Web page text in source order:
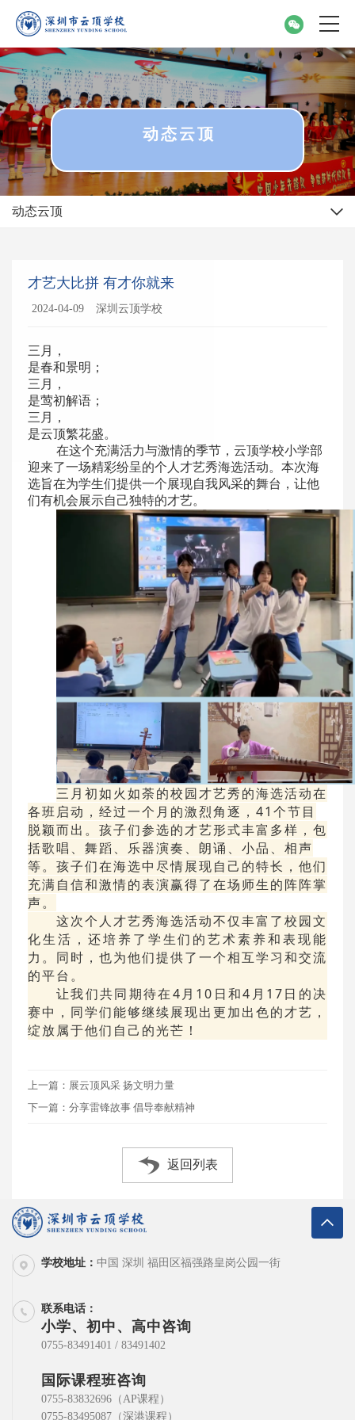
动态云顶
动态云顶
才艺大比拼 有才你就来
2024-04-09 深圳云顶学校
三月，
是春和景明；
三月，
是莺初解语；
三月，
是云顶繁花盛。
在这个充满活力与激情的季节，云顶学校小学部
迎来了一场精彩纷呈的个人才艺秀海选活动。本次海
选旨在为学生们提供一个展现自我风采的舞台，让他
们有机会展示自己独特的才艺。
三月初如火如荼的校园才艺秀的海选活动在
各班启动，经过一个月的激烈角逐，41个节目
脱颖而出。孩子们参选的才艺形式丰富多样，包
括歌唱、舞蹈、乐器演奏、朗诵、小品、相声
等。孩子们在海选中尽情展现自己的特长，他们
充满自信和激情的表演赢得了在场师生的阵阵掌
声。
这次个人才艺秀海选活动不仅丰富了校园文
化生活，还培养了学生们的艺术素养和表现能
力。同时，也为他们提供了一个相互学习和交流
的平台。
让我们共同期待在4月10日和4月17日的决
赛中，同学们能够继续展现出更加出色的才艺，
绽放属于他们自己的光芒！
上一篇：展云顶风采 扬文明力量
下一篇：分享雷锋故事 ​倡导奉献精神
返回列表
学校地址： 中国 深圳 福田区福强路皇岗公园一街
联系电话：
小学、初中、高中咨询
0755-83491401 / 83491402
国际课程班咨询
0755-83832696（AP课程）
0755-83495087（深港课程）